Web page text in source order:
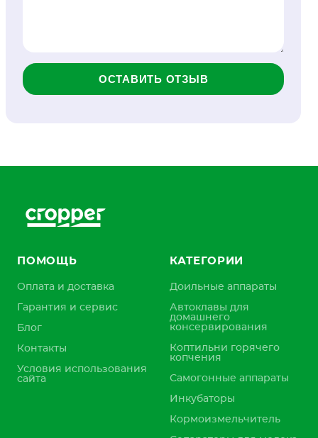
ОСТАВИТЬ ОТЗЫВ
ПОМОЩЬ
Оплата и доставка
Гарантия и сервис
Блог
Контакты
Условия использования
сайта
КАТЕГОРИИ
Доильные аппараты
Автоклавы для
домашнего
консервирования
Коптильни горячего
копчения
Самогонные аппараты
Инкубаторы
Кормоизмельчитель